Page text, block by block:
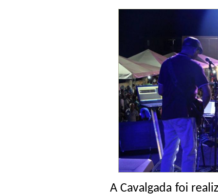
A Cavalgada foi